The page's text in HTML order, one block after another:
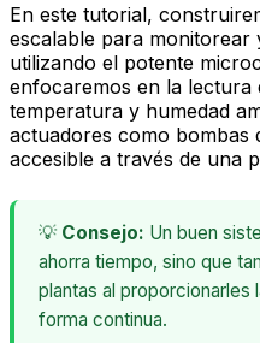
En este tutorial,
escalable para
utilizando el potente
enfocaremos en la lectura
temperatura y humedad
actuadores como bombas
accesible a través de una
💡 Consejo: Un buen
ahorra tiempo, sino que
plantas al
forma continua.